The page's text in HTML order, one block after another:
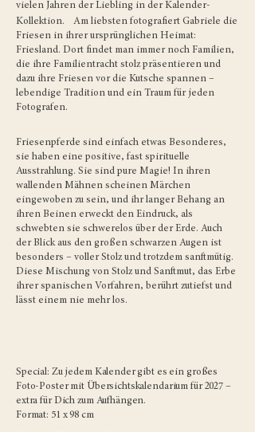
vielen Jahren der Liebling in der Kalender-
Kollektion. Am liebsten fotografiert Gabriele die
Friesen in ihrer ursprünglichen Heimat:
Friesland. Dort findet man immer noch Familien,
die ihre Familientracht stolz präsentieren und
dazu ihre Friesen vor die Kutsche spannen –
lebendige Tradition und ein Traum für jeden
Fotografen.
Friesenpferde sind einfach etwas Besonderes,
sie haben eine positive, fast spirituelle
Ausstrahlung. Sie sind pure Magie! In ihren
wallenden Mähnen scheinen Märchen
eingewoben zu sein, und ihr langer Behang an
ihren Beinen erweckt den Eindruck, als
schwebten sie schwerelos über der Erde. Auch
der Blick aus den großen schwarzen Augen ist
besonders – voller Stolz und trotzdem sanftmütig.
Diese Mischung von Stolz und Sanftmut, das Erbe
ihrer spanischen Vorfahren, berührt zutiefst und
lässt einem nie mehr los.
Special: Zu jedem Kalender gibt es ein großes
Foto-Poster mit Übersichtskalendarium für 2027 –
extra für Dich zum Aufhängen.
Format: 51 x 98 cm